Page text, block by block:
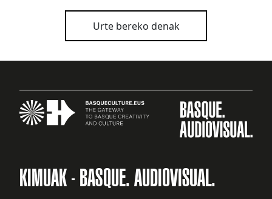
Urte bereko denak
KIMUAK - BASQUE. AUDIOVISUAL.